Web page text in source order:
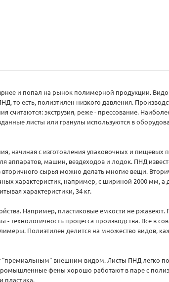
и попал на рынок полимерной продукции.
то есть, полиэтилен низкого давления.
экструзия, реже - прессование.
листы или гранулы используются в
начиная с изготовления упаковочных и пищевых
аппаратов, машин, вездеходов и лодок. ПНД
сырья можно делать многие вещи.
характеристик, например, с шириной 2000 мм, а
характеристики, 34 кг.
Например, пластиковые емкости не ржавеют.
технологичность процесса производства. Все в
Полиэтилен делится на множество видов,
внешним видом. Листы ПНД легко
фены хорошо работают в паре с
пластика.